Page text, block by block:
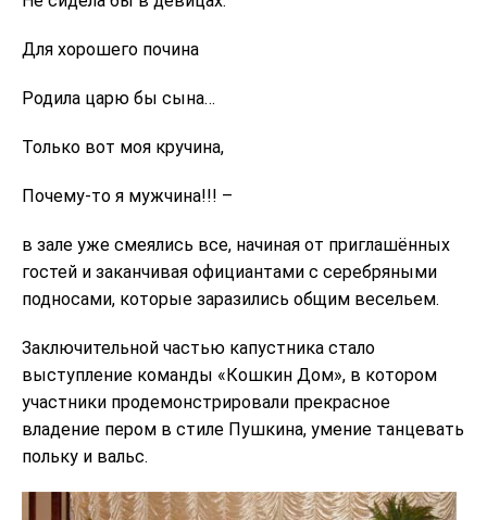
Для хорошего почина
Родила царю бы сына…
Только вот моя кручина,
Почему-то я мужчина!!! –
в зале уже смеялись все, начиная от приглашённых
гостей и заканчивая официантами с серебряными
подносами, которые заразились общим весельем.
Заключительной частью капустника стало
выступление команды «Кошкин Дом», в котором
участники продемонстрировали прекрасное
владение пером в стиле Пушкина, умение танцевать
польку и вальс.